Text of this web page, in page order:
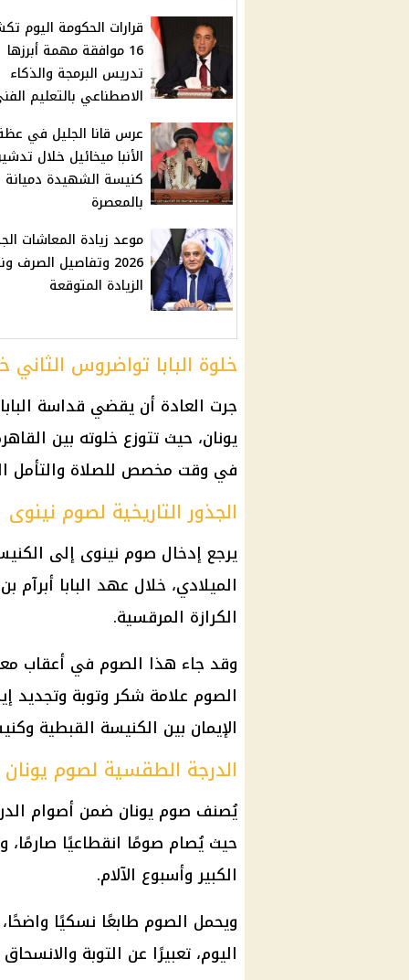
قرارات الحكومة اليوم
16 موافقة مهمة أبرزها
تدريس البرمجة والذكاء
الاصطناعي بالتعليم
عرس قانا الجليل في
الأنبا ميخائيل خلال
كنيسة الشهيدة دميانة
بالمعصرة
موعد زيادة المعاشات
2026 وتفاصيل الصرف
الزيادة المتوقعة
خلوة البابا تواضروس الثاني
جرت العادة أن يقضي قداسة
يونان، حيث تتوزع خلوته بين
في وقت مخصص للصلاة والتأمل
الجذور التاريخية لصوم نينوى
يرجع إدخال صوم نينوى إلى
الميلادي، خلال عهد البابا أبرآم
الكرازة المرقسية.
وقد جاء هذا الصوم في أعقاب
الصوم علامة شكر وتوبة وتجديد
الإيمان بين الكنيسة القبطية
الدرجة الطقسية لصوم يونان 2026
يُصنف صوم يونان ضمن أصوام
حيث يُصام صومًا انقطاعيًا
الكبير وأسبوع الآلام.
ويحمل الصوم طابعًا نسكيًا
اليوم، تعبيرًا عن التوبة